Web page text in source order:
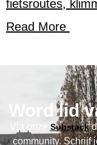
fietsroutes,
Read More
Word lid
Substack
community. Schrijf